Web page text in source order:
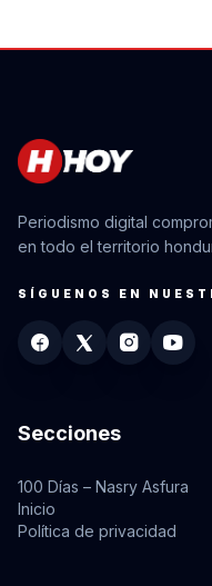
Periodismo digital
en todo el territorio
SÍGUENOS EN
Secciones
100 Días – Nasry Asfura
Inicio
Política de privacidad